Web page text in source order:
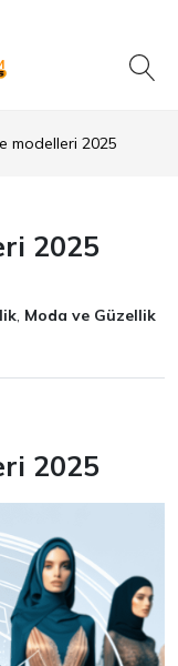
modelleri 2025
2025
, Moda ve Güzellik
2025